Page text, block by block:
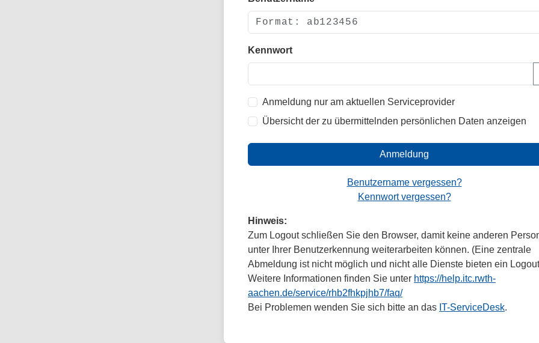
Kennwort
Anmeldung nur am aktuellen Serviceprovider
Übersicht der zu übermittelnden persönlichen Daten anzeigen
Anmeldung
Benutzername vergessen?
Kennwort vergessen?
Hinweis:
Zum Logout schließen Sie den Browser, damit keine anderen
unter Ihrer Benutzerkennung weiterarbeiten können. (Eine zentrale
Abmeldung ist nicht möglich und nicht alle Dienste bieten ein
Weitere Informationen finden Sie unter https://help.itc.rwth-
aachen.de/service/rhb2fhkpjhb7/faq/
Bei Problemen wenden Sie sich bitte an das IT-ServiceDesk.